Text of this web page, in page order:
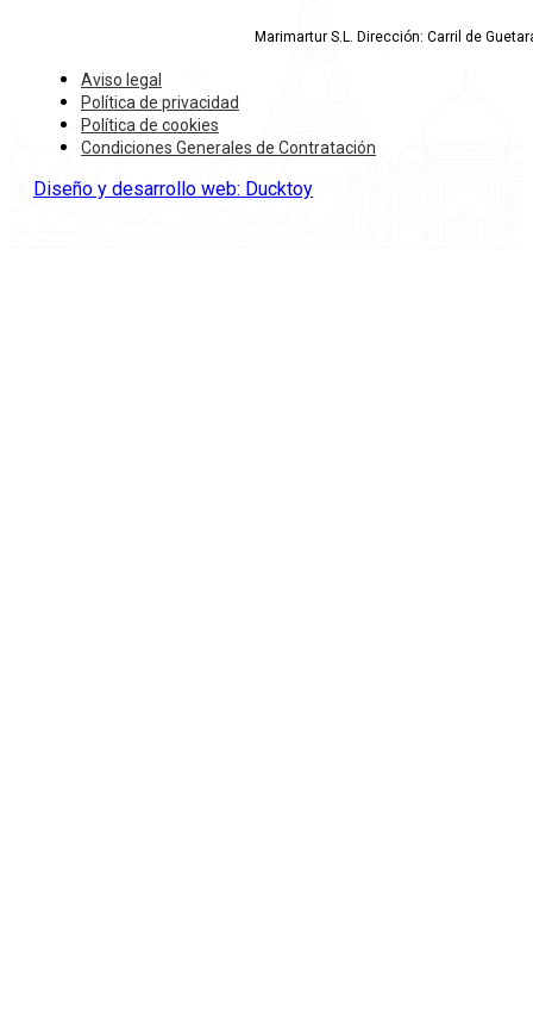
Marimartur S.L. Dirección: Carril de
Aviso legal
Política de privacidad
Política de cookies
Condiciones Generales de Contratación
Diseño y desarrollo web: Ducktoy